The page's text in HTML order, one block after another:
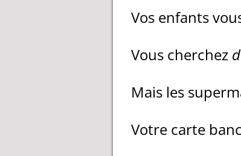
Vos enfants
Vous cherchez
Mais les
Votre carte